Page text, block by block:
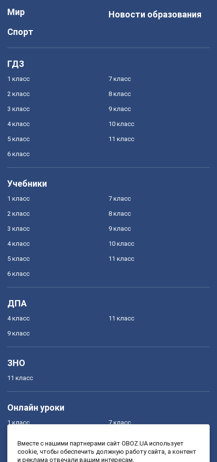
Мир
Спорт
Новости образования
ГДЗ
1 класс
2 класс
3 класс
4 класс
5 класс
6 класс
7 класс
8 класс
9 класс
10 класс
11 класс
Учебники
1 класс
2 класс
3 класс
4 класс
5 класс
6 класс
7 класс
8 класс
9 класс
10 класс
11 класс
ДПА
4 класс
9 класс
11 класс
ЗНО
11 класс
Онлайн уроки
1 класс
3 класс
7 класс
9 класс
Вместе с нашими партнерами сайт OBOZ.UA использует
cookie, чтобы обеспечить должную работу сайта, а контент
и реклама отвечали вашим интересам.